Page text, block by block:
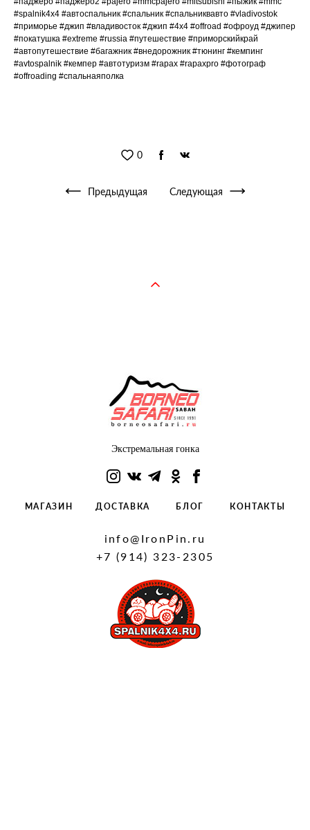
#spalnik4x4 #автоспальник #спальник #спальниквавто #vladivostok
#приморье #джип #владивосток #джип #4x4 #offroad #офроуд #джипер
#покатушка #extreme #russia #путешествие #приморскийкрай
#автопутешествие #багажник #внедорожник #тюнинг #кемпинг
#avtospalnik #кемпер #автотуризм #rapax #rapaxpro #фотограф
#offroading #спальнаяполка
0
Предыдущая Следующая
Экстремальная гонка
МАГАЗИН ДОСТАВКА БЛОГ КОНТАКТЫ
info@IronPin.ru
+7 (914) 323-2305